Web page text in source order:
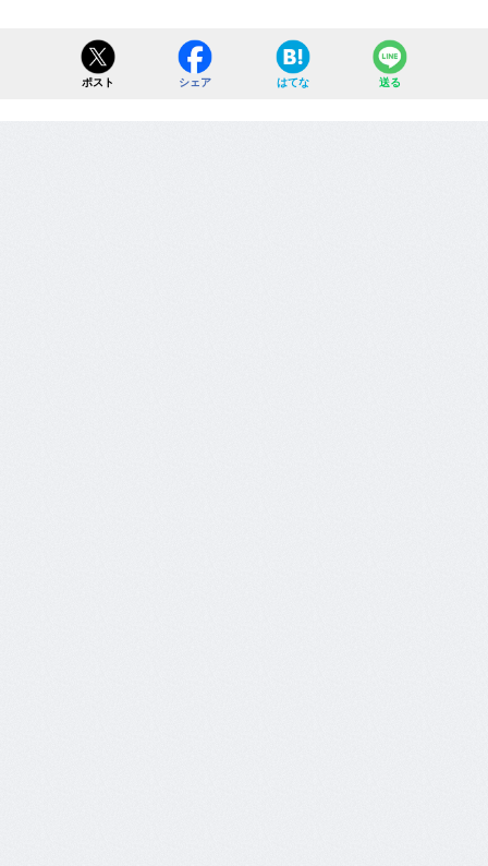
ポスト シェア はてな 送る